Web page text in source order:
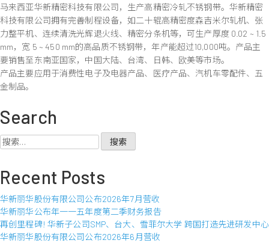
马来西亚华新精密科技有限公司，生产高精密冷轧不锈钢带。华新精密
科技有限公司拥有完善制程设备，如二十辊高精密度森吉米尔轧机、张
力整平机、连续清洗光辉退火线、精密分条机等，可生产厚度 0.02 ~ 1.5
mm，宽 5 ~ 450 mm的高品质不锈钢带，年产能超过10,000吨。产品主
要销售至东南亚国家，中国大陆、台湾、日韩、欧美等市场。
产品主要应用于消费性电子及电器产品、医疗产品、汽机车零配件、五
金制品。
Search
搜
Recent Posts
华新丽华股份有限公司公布2026年7月营收
华新丽华公布年一一五年度第二季财务报告
再创里程碑! 华新子公司SMP、台大、雪菲尔大学 跨国打造先进研发中心
华新丽华股份有限公司公布2026年6月营收